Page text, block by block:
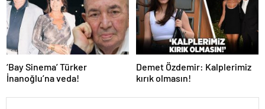
‘Bay Sinema’ Türker
İnanoğlu’na veda!
Demet Özdemir: Kalplerimiz
kırık olmasın!